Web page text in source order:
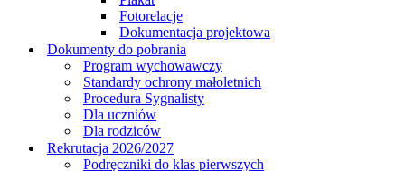
Fotorelacje
Dokumentacja projektowa
Dokumenty do pobrania
Program wychowawczy
Standardy ochrony małoletnich
Procedura Sygnalisty
Dla uczniów
Dla rodziców
Rekrutacja 2026/2027
Podręczniki do klas pierwszych